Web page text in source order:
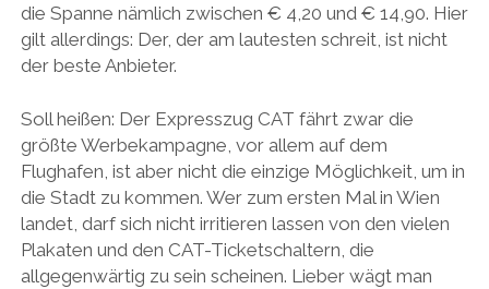
die Spanne nämlich zwischen € 4,20 und € 14,90. Hier
gilt allerdings: Der, der am lautesten schreit, ist nicht
der beste Anbieter.
Soll heißen: Der Expresszug CAT fährt zwar die
größte Werbekampagne, vor allem auf dem
Flughafen, ist aber nicht die einzige Möglichkeit, um in
die Stadt zu kommen. Wer zum ersten Mal in Wien
landet, darf sich nicht irritieren lassen von den vielen
Plakaten und den CAT-Ticketschaltern, die
allgegenwärtig zu sein scheinen. Lieber wägt man